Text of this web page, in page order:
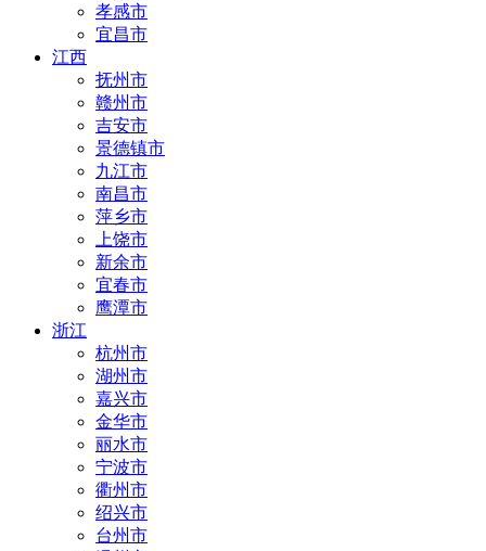
孝感市
宜昌市
江西
抚州市
赣州市
吉安市
景德镇市
九江市
南昌市
萍乡市
上饶市
新余市
宜春市
鹰潭市
浙江
杭州市
湖州市
嘉兴市
金华市
丽水市
宁波市
衢州市
绍兴市
台州市